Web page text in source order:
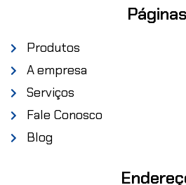
Páginas
Produtos
A empresa
Serviços
Fale Conosco
Blog